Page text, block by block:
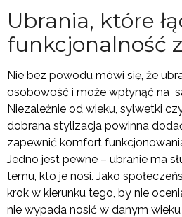
Ubrania, które
funkcjonalność
Nie bez powodu mówi się, że
osobowość i może wpłynąć na
Niezależnie od wieku, sylwetki
dobrana stylizacja powinna
zapewnić komfort
Jedno jest pewne – ubranie ma
temu, kto je nosi. Jako
krok w kierunku tego, by nie
nie wypada nosić w danym